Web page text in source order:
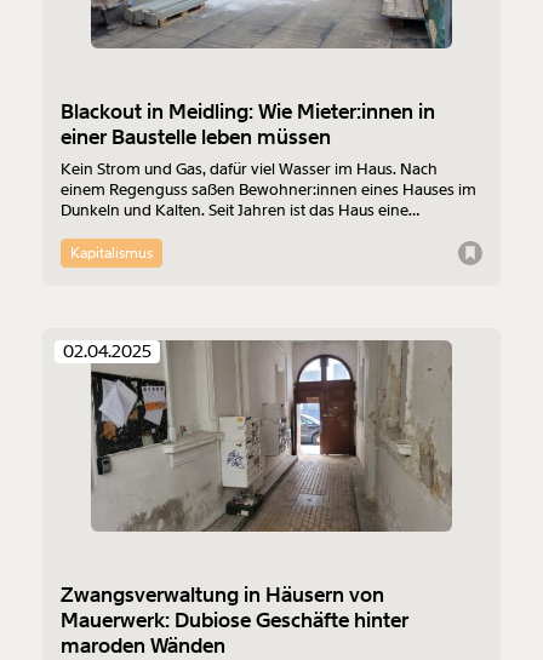
Blackout in Meidling: Wie Mieter:innen in
einer Baustelle leben müssen
Kein Strom und Gas, dafür viel Wasser im Haus. Nach
einem Regenguss saßen Bewohner:innen eines Hauses im
Dunkeln und Kalten. Seit Jahren ist das Haus eine
Estate und die Hausverwaltung hätten das Haus
verkommen lassen. Ein zuständiger Mitarbeiter ist
Kapitalismus
02.04.2025
Zwangsverwaltung in Häusern von
Mauerwerk: Dubiose Geschäfte hinter
maroden Wänden